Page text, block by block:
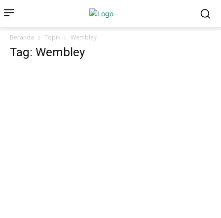
Beranda Topik Wembley
Tag: Wembley